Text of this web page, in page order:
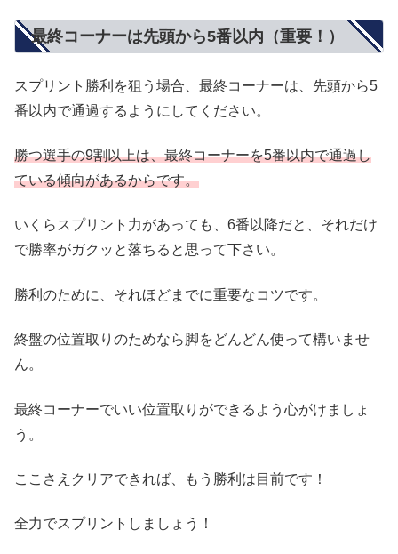
最終コーナーは先頭から5番以内（重要！）
スプリント勝利を狙う場合、最終コーナーは、先頭から5
番以内で通過するようにしてください。
勝つ選手の9割以上は、最終コーナーを5番以内で通過し
ている傾向があるからです。
いくらスプリント力があっても、6番以降だと、それだけ
で勝率がガクッと落ちると思って下さい。
勝利のために、それほどまでに重要なコツです。
終盤の位置取りのためなら脚をどんどん使って構いませ
ん。
最終コーナーでいい位置取りができるよう心がけましょ
う。
ここさえクリアできれば、もう勝利は目前です！
全力でスプリントしましょう！